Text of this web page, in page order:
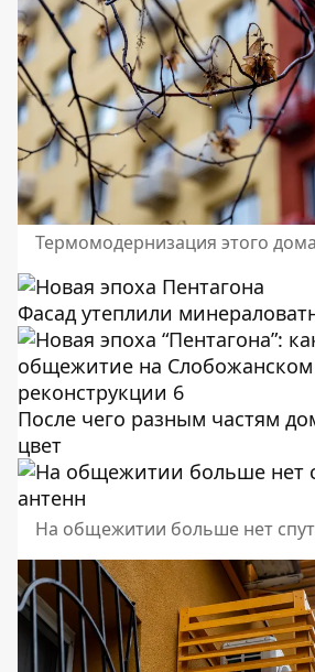
Термомодернизация этого
Фасад утеплили
После чего разным частям
цвет
На общежитии больше нет